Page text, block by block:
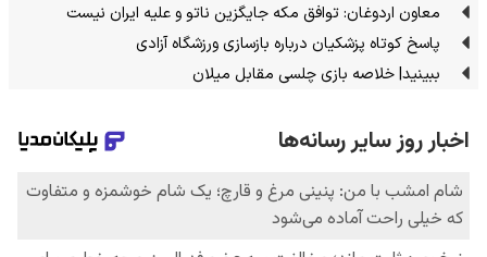
معاون اردوغان: توافق مکه جایگزین ناتو و علیه ایران نیست
پاسخ کوتاه پزشکیان درباره بازسازی ورزشگاه آزادی
ببینید| خلاصه بازی چلسی مقابل میلان